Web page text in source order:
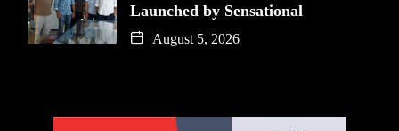
Launched by Sensational
August 5, 2026